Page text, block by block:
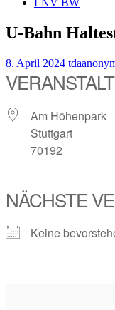
LNV BW
U-Bahn
8. April 2024
Am Höhenpark
Stuttgart
70192
NÄCHSTE
Keine